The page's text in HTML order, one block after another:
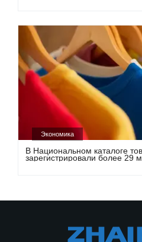
Экономика
В Национальном каталоге
зарегистрировали более 29